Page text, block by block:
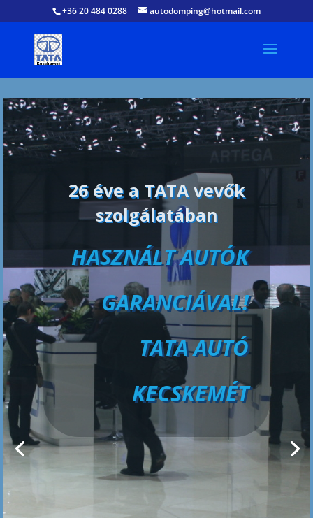
+36 20 484 0288 autodomping@hotmail.com
26 év
tapasztalat
alkatrész
ellátásban
TATA AUTO
KECSKEMÉT